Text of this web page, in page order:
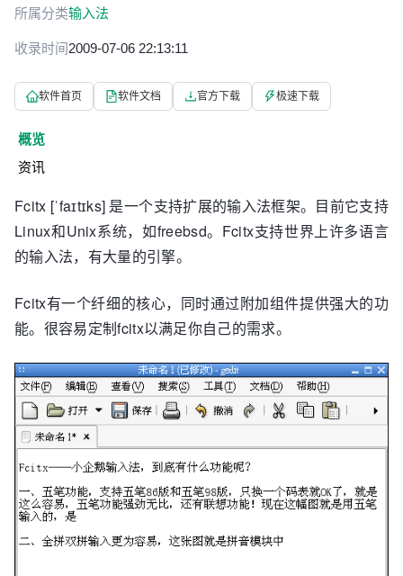
所属分类输入法
收录时间2009-07-06 22:13:11
软件首页 软件文档 官方下载 极速下载
概览
资讯
Fcitx [ˈfaɪtɪks] 是一个支持扩展的输入法框架。目前它支持
Linux和Unix系统，如freebsd。Fcitx支持世界上许多语言
的输入法，有大量的引擎。
Fcitx有一个纤细的核心，同时通过附加组件提供强大的功
能。很容易定制fcitx以满足你自己的需求。